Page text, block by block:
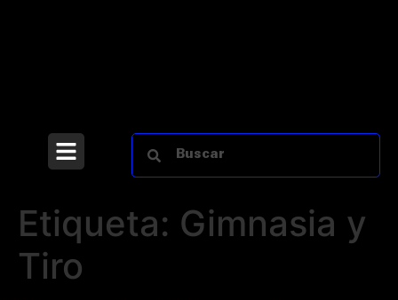
Etiqueta: Gimnasia y
Tiro